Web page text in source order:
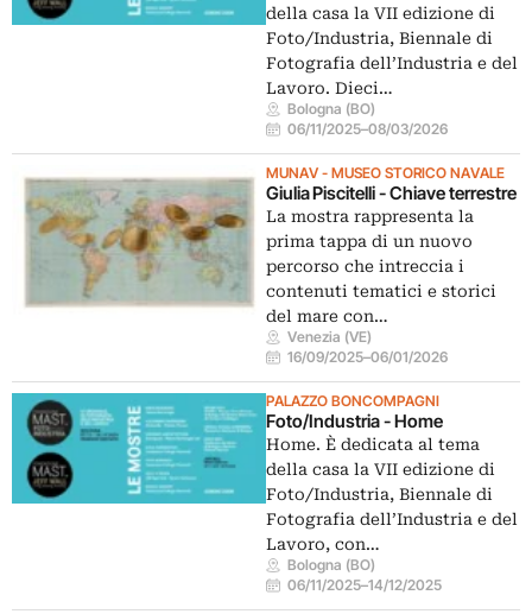
della casa la VII edizione di
Foto/Industria, Biennale di
Fotografia dell’Industria e del
Lavoro. Dieci…
Bologna (BO)
06/11/2025–08/03/2026
MUNAV - MUSEO STORICO NAVALE
Giulia Piscitelli - Chiave terrestre
La mostra rappresenta la
prima tappa di un nuovo
percorso che intreccia i
contenuti tematici e storici
del mare con…
Venezia (VE)
16/09/2025–06/01/2026
PALAZZO BONCOMPAGNI
Foto/Industria - Home
Home. È dedicata al tema
della casa la VII edizione di
Foto/Industria, Biennale di
Fotografia dell’Industria e del
Lavoro, con…
Bologna (BO)
06/11/2025–14/12/2025